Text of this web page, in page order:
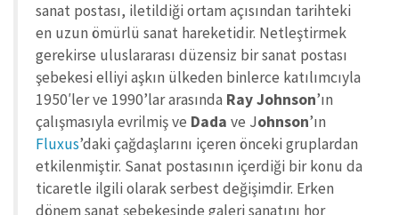
sanat postası, iletildiği ortam açısından tarihteki
en uzun ömürlü sanat hareketidir. Netleştirmek
gerekirse uluslararası düzensiz bir sanat postası
şebekesi elliyi aşkın ülkeden binlerce katılımcıyla
1950′ler ve 1990’lar arasında Ray Johnson’ın
çalışmasıyla evrilmiş ve Dada ve Johnson’ın
Fluxus’daki çağdaşlarını içeren önceki gruplardan
etkilenmiştir. Sanat postasının içerdiği bir konu da
ticaretle ilgili olarak serbest değişimdir. Erken
dönem sanat şebekesinde galeri sanatını hor